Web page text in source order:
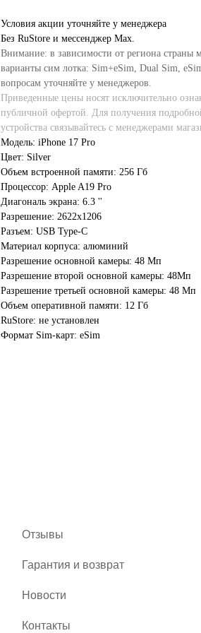
Условия акции уточняйте у менеджера
Без RuStore и мессенджер Max.
Внимание: в зависимости от региона страны
варианты сим лотка: Sim+eSim, Dual Sim,
вопросам уточняйте у менеджеров.
Приведенные цены носят исключительно
публичной офертой. Для получения
устройства связывайтесь с менеджерами
Модель: iPhone 17 Pro
Цвет: Silver
Объем встроенной памяти: 256 Гб
Процессор: Apple A19 Pro
Диагональ экрана: 6.3 ''
Разрешение: 2622x1206
Разъем: USB Type-C
Материал корпуса: алюминий
Разрешение основной камеры: 48 Мп
Разрешение второй основной камеры: 48Мп
Разрешение третьей основной камеры: 48 Мп
Объем оперативной памяти: 12 Гб
RuStore: не установлен
Формат Sim-карт: eSim
Отзывы
Гарантия и возврат
Новости
Контакты